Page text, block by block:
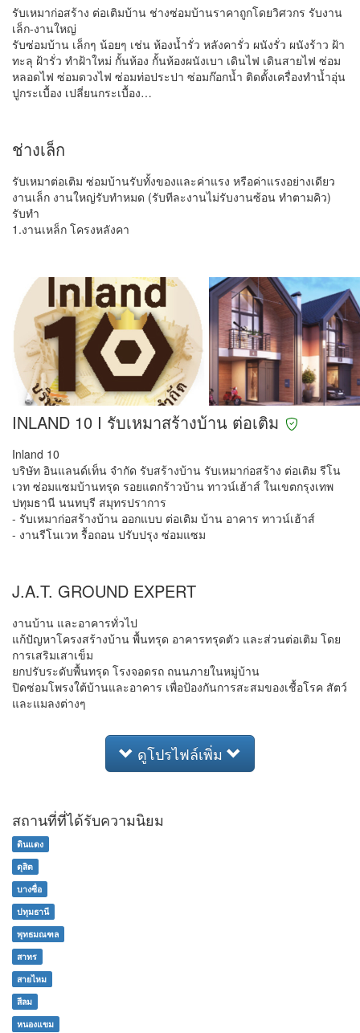
รับเหมาก่อสร้าง ต่อเติมบ้าน ช่างซ่อมบ้านราคาถูกโดยวิศวกร รับงาน
เล็ก-งานใหญ่
รับซ่อมบ้าน เล็กๆ น้อยๆ เช่น ห้องน้ำรั่ว หลังคารั่ว ผนังรั่ว ผนังร้าว ฝ้า
ทะลุ ฝ้ารั่ว ทำฝ้าใหม่ กั้นห้อง กั้นห้องผนังเบา เดินไฟ เดินสายไฟ ซ่อม
หลอดไฟ ซ่อมดวงไฟ ซ่อมท่อประปา ซ่อมก๊อกน้ำ ติดตั้งเครื่องทำน้ำอุ่น
ปูกระเบื้อง เปลี่ยนกระเบื้อง…
ช่างเล็ก
รับเหมาต่อเติม ซ่อมบ้านรับทั้งของและค่าแรง หรือค่าแรงอย่างเดียว
งานเล็ก งานใหญ่รับทำหมด (รับทีละงานไม่รับงานซ้อน ทำตามคิว)
รับทำ
1.งานเหล็ก โครงหลังคา
INLAND 10 I รับเหมาสร้างบ้าน ต่อเติม
Inland 10
บริษัท อินแลนด์เท็น จำกัด รับสร้างบ้าน รับเหมาก่อสร้าง ต่อเติม รีโน
เวท ซ่อมแซมบ้านทรุด รอยแตกร้าวบ้าน ทาวน์เฮ้าส์ ในเขตกรุงเทพ
ปทุมธานี นนทบุรี สมุทรปราการ
- รับเหมาก่อสร้างบ้าน ออกแบบ ต่อเติม บ้าน อาคาร ทาวน์เฮ้าส์
- งานรีโนเวท รื้อถอน ปรับปรุง ซ่อมแซม
J.A.T. GROUND EXPERT
งานบ้าน และอาคารทั่วไป
แก้ปัญหาโครงสร้างบ้าน พื้นทรุด อาคารทรุดตัว และส่วนต่อเติม โดย
การเสริมเสาเข็ม
ยกปรับระดับพื้นทรุด โรงจอดรถ ถนนภายในหมู่บ้าน
ปิดซ่อมโพรงใต้บ้านและอาคาร เพื่อป้องกันการสะสมของเชื้อโรค สัตว์
และแมลงต่างๆ
ดูโปรไฟล์เพิ่ม
สถานที่ที่ได้รับความนิยม
ดินแดง
ดุสิต
บางซื่อ
ปทุมธานี
พุทธมณฑล
สาทร
สายไหม
สีลม
หนองแขม